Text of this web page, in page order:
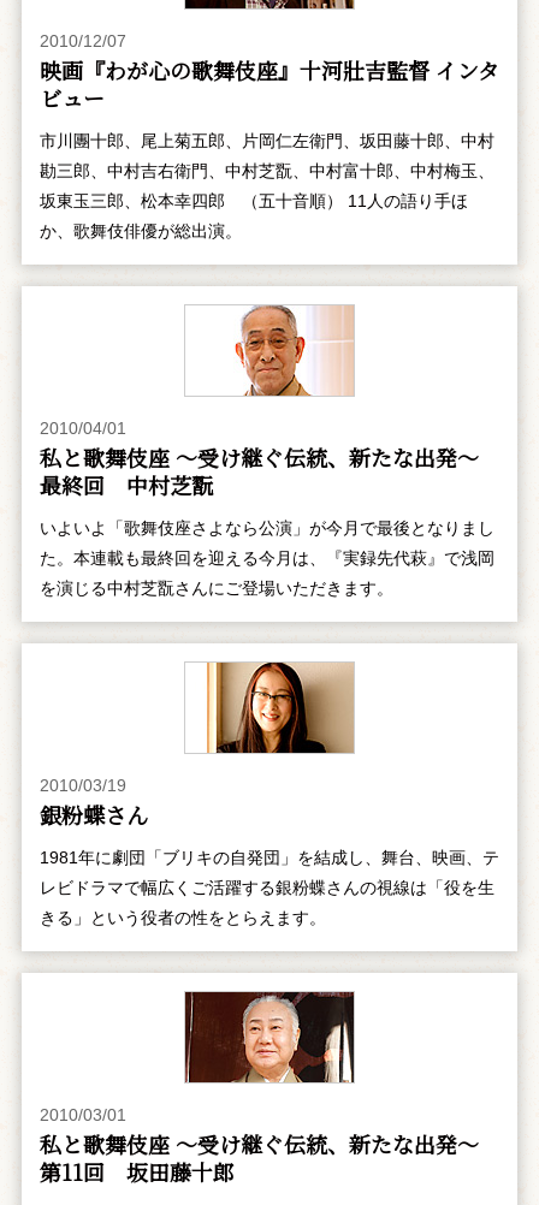
2010/12/07
映画『わが心の歌舞伎座』十河壯吉監督 インタ
ビュー
市川團十郎、尾上菊五郎、片岡仁左衛門、坂田藤十郎、中村
勘三郎、中村吉右衛門、中村芝翫、中村富十郎、中村梅玉、
坂東玉三郎、松本幸四郎 （五十音順） 11人の語り手ほ
か、歌舞伎俳優が総出演。
2010/04/01
私と歌舞伎座 ～受け継ぐ伝統、新たな出発～
最終回 中村芝翫
いよいよ「歌舞伎座さよなら公演」が今月で最後となりまし
た。本連載も最終回を迎える今月は、『実録先代萩』で浅岡
を演じる中村芝翫さんにご登場いただきます。
2010/03/19
銀粉蝶さん
1981年に劇団「ブリキの自発団」を結成し、舞台、映画、テ
レビドラマで幅広くご活躍する銀粉蝶さんの視線は「役を生
きる」という役者の性をとらえます。
2010/03/01
私と歌舞伎座 ～受け継ぐ伝統、新たな出発～
第11回 坂田藤十郎